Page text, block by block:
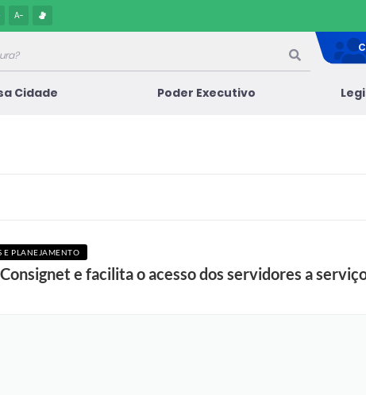
A-
Cidade Poder Executivo
E PLANEJAMENTO
e facilita o acesso dos servidores a